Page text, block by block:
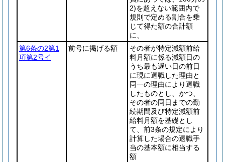
2)を超えない範囲内で
規則で定める割合を乗
じて得た額の合計額
に、
第6条の2第1
項第2号イ
前号に掲げる額
その者が特定減額前給
料月額に係る減額日の
うち最も遅い日の前日
に現に退職した理由と
同一の理由により退職
したものとし、かつ、
その者の同日までの勤
続期間及び特定減額前
給料月額を基礎とし
て、前3条の規定により
計算した場合の退職手
当の基本額に相当する
額